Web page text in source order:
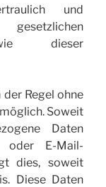
und
dieser
Regel ohne
Soweit
Daten
oder E-Mail-
dies, soweit
Diese Daten